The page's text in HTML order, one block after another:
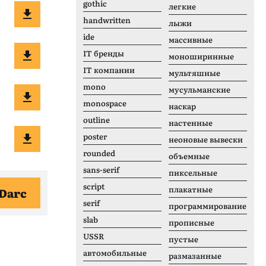
gothic
handwritten
ide
IT бренды
IT компании
mono
monospace
outline
poster
rounded
sans-serif
script
serif
slab
USSR
автомобильные
легкие
лыжи
массивные
моноширинные
мультяшные
мусульманские
наскар
настенные
неоновые вывески
объемные
пиксельные
плакатные
программирование
прописные
пустые
размазанные